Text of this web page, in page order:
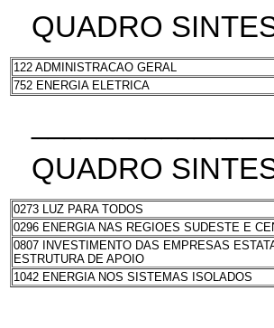
QUADRO
122 ADMINISTRACAO GERAL
752 ENERGIA ELETRICA
QUADRO
0273 LUZ PARA TODOS
0296 ENERGIA NAS REGIOES SUDESTE E
0807 INVESTIMENTO DAS EMPRESAS
ESTRUTURA DE APOIO
1042 ENERGIA NOS SISTEMAS ISOLADOS